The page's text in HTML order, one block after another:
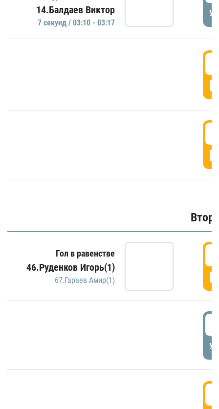
14.Балдаев Виктор
7 секунд / 03:10 - 03:17
Гол в равенстве
46.Руденков Игорь(1)
67.Гараев Амир(1)